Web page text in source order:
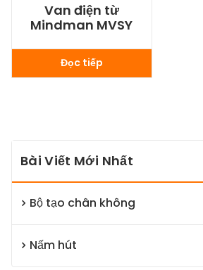
Van điện từ
Mindman MVSY
Đọc tiếp
Bài Viết Mới Nhất
Bộ tạo chân không
Nấm hút